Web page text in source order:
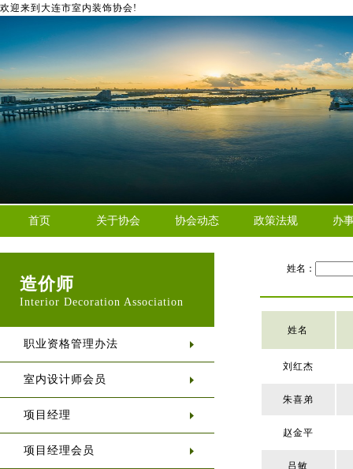
欢迎来到大连市室内装饰协会!
首页 关于协会 协会动态 政策法规 办
造价师
Interior Decoration Association
职业资格管理办法
室内设计师会员
项目经理
项目经理会员
姓名：
姓名
刘红杰
朱喜弟
赵金平
吕敏